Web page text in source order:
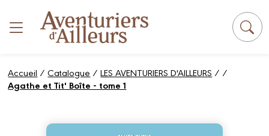
Accueil /Catalogue /LES AVENTURIERS D'AILLEURS / /
Agathe et Tit' Boîte - tome 1
Panneau de gestion des cookies